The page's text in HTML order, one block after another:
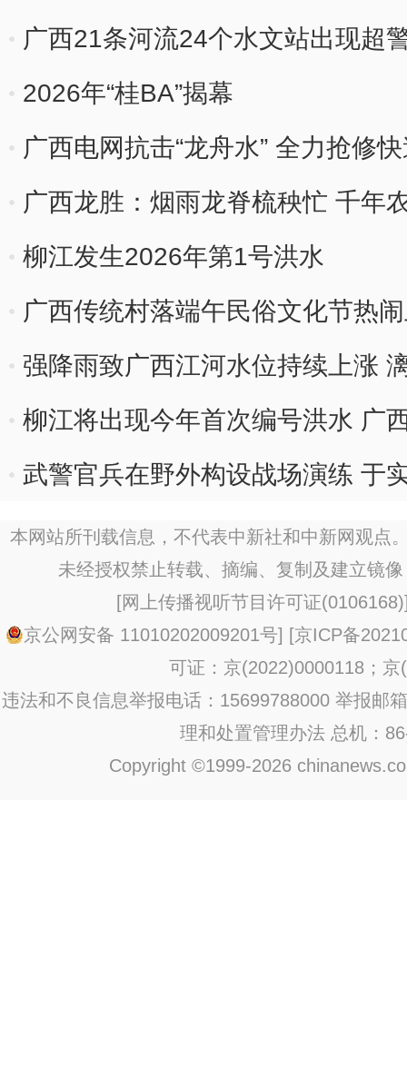
广西21条河流24个水文站出现超
2026年“桂BA”揭幕
广西电网抗击“龙舟水” 全力抢修
广西龙胜：烟雨龙脊梳秧忙 千年
柳江发生2026年第1号洪水
广西传统村落端午民俗文化节热
强降雨致广西江河水位持续上涨
柳江将出现今年首次编号洪水 广
武警官兵在野外构设战场演练 于
本网站所刊载信息，不代表中新社和中新网观点
未经授权禁止转载、摘编、复制及建立镜
[网上传播视听节目许可证(0106168)
京公网安备 11010202009201号] [京ICP备
可证：京(2022)0000118；京
违法和不良信息举报电话：15699788000 举报邮
理和处置管理办法 总机：
Copyright ©1999-2026